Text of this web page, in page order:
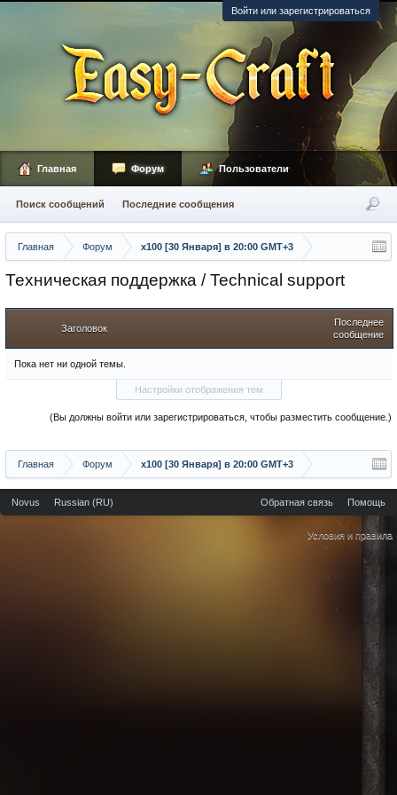
Войти или зарегистрироваться
Главная Форум х100 [30 Января] в 20:00 GMT+3
Техническая поддержка / Technical support
Заголовок
Последнее
сообщение
Пока нет ни одной темы.
Настройки отображения тем
(Вы должны войти или зарегистрироваться, чтобы разместить сообщение.)
Главная Форум х100 [30 Января] в 20:00 GMT+3
Главная Форум
Поиск сообщений Последние сообщения
Пользователи
Novus Russian (RU) Обратная связь Помощь
Условия и правила